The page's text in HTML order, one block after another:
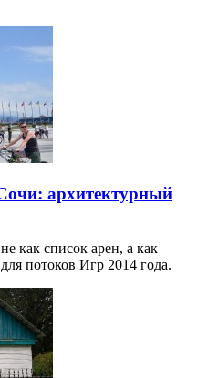
архитектурный
как список арен, а как
потоков Игр 2014 года.